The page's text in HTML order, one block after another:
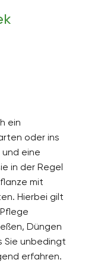
ein
oder ins
eine
in der Regel
mit
Hierbei gilt
Düngen
Sie unbedingt
erfahren.